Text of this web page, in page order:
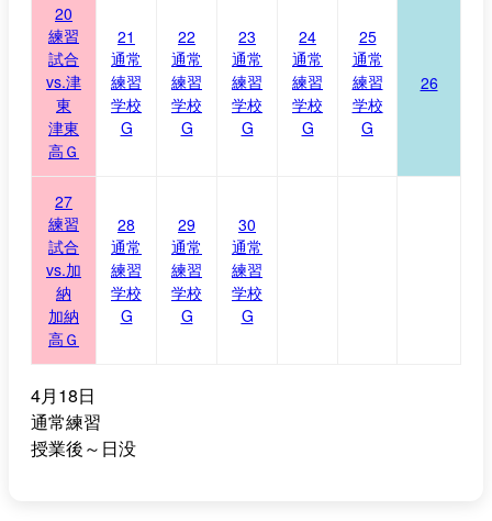
20
練習
試合
vs.津
東
津東
高Ｇ
21
通常
練習
学校
G
22
通常
練習
学校
G
23
通常
練習
学校
G
24
通常
練習
学校
G
25
通常
練習
学校
G
26
27
練習
試合
vs.加
納
加納
高Ｇ
28
通常
練習
学校
G
29
通常
練習
学校
G
30
通常
練習
学校
G
4月18日
通常練習
授業後～日没